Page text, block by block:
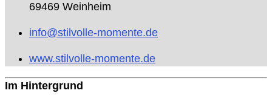
69469 Weinheim
info@stilvolle-momente.de
www.stilvolle-momente.de
Im Hintergrund